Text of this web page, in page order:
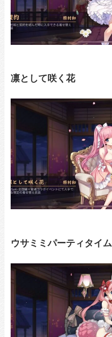
凛として咲く花
ウサミミパーティタイム